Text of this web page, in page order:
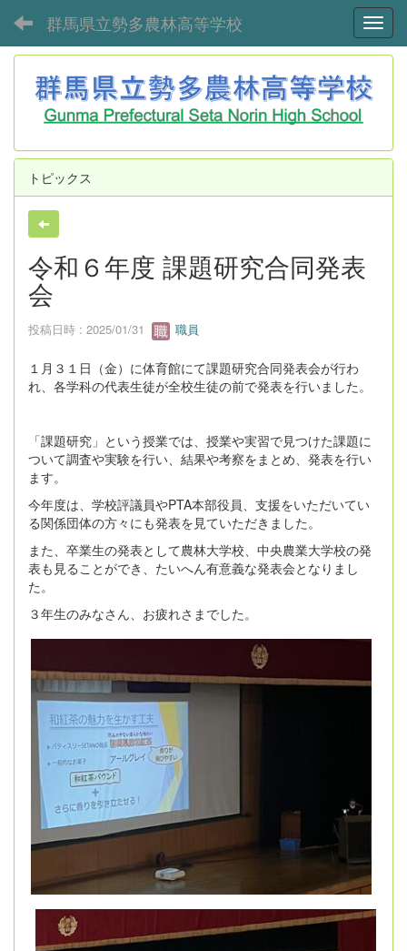
群馬県立勢多農林高等学校
トピックス
令和６年度 課題研究合同発表
会
投稿日時 : 2025/01/31 職員
１月３１日（金）に体育館にて課題研究合同発表会が行わ
れ、各学科の代表生徒が全校生徒の前で発表を行いました。
「課題研究」という授業では、授業や実習で見つけた課題に
ついて調査や実験を行い、結果や考察をまとめ、発表を行い
ます。
今年度は、学校評議員やPTA本部役員、支援をいただいてい
る関係団体の方々にも発表を見ていただきました。
また、卒業生の発表として農林大学校、中央農業大学校の発
表も見ることができ、たいへん有意義な発表会となりまし
た。
３年生のみなさん、お疲れさまでした。